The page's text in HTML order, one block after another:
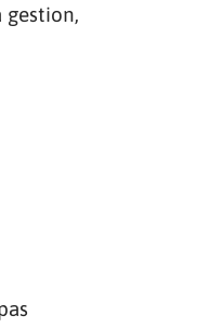
gestion,